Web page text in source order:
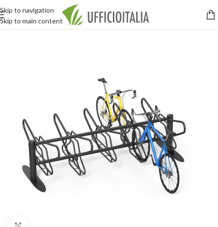
Skip to navigation
Skip to main content